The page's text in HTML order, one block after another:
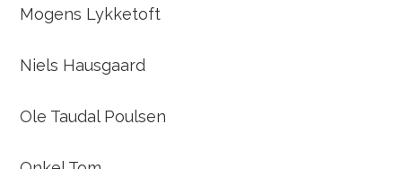
Mogens Lykketoft
Niels Hausgaard
Ole Taudal Poulsen